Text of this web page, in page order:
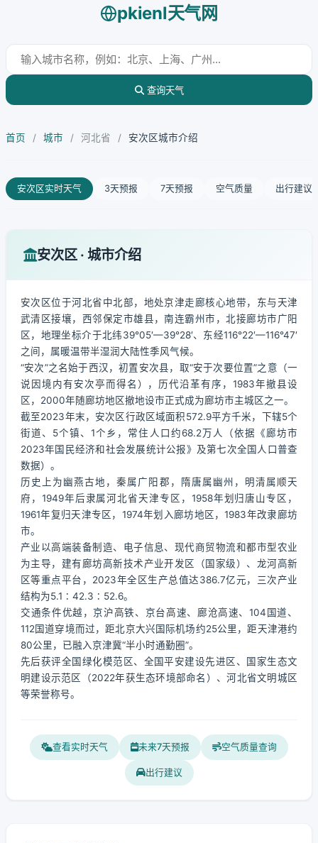
pkienl天气网
查询天气
首页 / 城市 / 河北省 / 安次区城市介绍
安次区实时天气 3天预报 7天预报 空气质量 出行建议
安次区 · 城市介绍
安次区位于河北省中北部，地处京津走廊核心地带，东与天津
武清区接壤，西邻保定市雄县，南连霸州市，北接廊坊市广阳
区，地理坐标介于北纬39°05′—39°28′、东经116°22′—116°47′
之间，属暖温带半湿润大陆性季风气候。
“安次”之名始于西汉，初置安次县，取“安于次要位置”之意（一
说因境内有安次亭而得名），历代沿革有序，1983年撤县设
区，2000年随廊坊地区撤地设市正式成为廊坊市主城区之一。
截至2023年末，安次区行政区域面积572.9平方千米，下辖5个
街道、5个镇、1个乡，常住人口约68.2万人（依据《廊坊市
2023年国民经济和社会发展统计公报》及第七次全国人口普查
数据）。
历史上为幽燕古地，秦属广阳郡，隋唐属幽州，明清属顺天
府，1949年后隶属河北省天津专区，1958年划归唐山专区，
1961年复归天津专区，1974年划入廊坊地区，1983年改隶廊坊
市。
产业以高端装备制造、电子信息、现代商贸物流和都市型农业
为主导，建有廊坊高新技术产业开发区（国家级）、龙河高新
区等重点平台，2023年全区生产总值达386.7亿元，三次产业
结构为5.1∶42.3∶52.6。
交通条件优越，京沪高铁、京台高速、廊沧高速、104国道、
112国道穿境而过，距北京大兴国际机场约25公里，距天津港约
80公里，已融入京津冀“半小时通勤圈”。
先后获评全国绿化模范区、全国平安建设先进区、国家生态文
明建设示范区（2022年获生态环境部命名）、河北省文明城区
等荣誉称号。
查看实时天气 未来7天预报 空气质量查询
出行建议